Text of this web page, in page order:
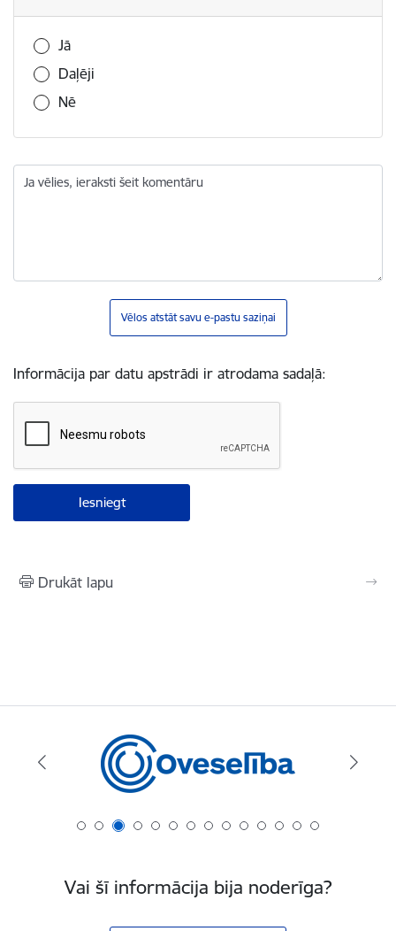
Vai šī informācija bija noderīga?
Jā
Daļēji
Nē
Ja vēlies, ieraksti šeit komentāru
Vēlos atstāt savu e-pastu saziņai
Informācija par datu apstrādi ir atrodama sadaļā:
Drukāt lapu
Vai šī informācija bija noderīga?